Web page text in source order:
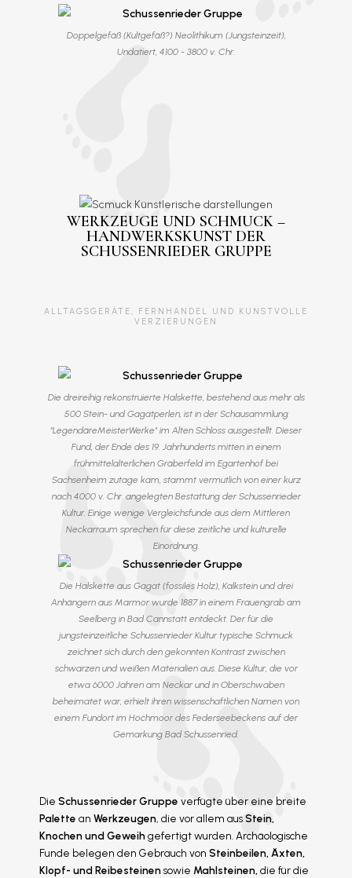
Doppelgefäß (Kultgefäß?) Neolithikum (Jungsteinzeit),
Undatiert, 4100 - 3800 v. Chr.
WERKZEUGE UND SCHMUCK –
HANDWERKSKUNST DER
SCHUSSENRIEDER GRUPPE
ALLTAGSGERÄTE, FERNHANDEL UND KUNSTVOLLE
VERZIERUNGEN
Die dreireihig rekonstruierte Halskette, bestehend aus mehr als
500 Stein- und Gagatperlen, ist in der Schausammlung
"LegendäreMeisterWerke" im Alten Schloss ausgestellt. Dieser
Fund, der Ende des 19. Jahrhunderts mitten in einem
frühmittelalterlichen Gräberfeld im Egartenhof bei
Sachsenheim zutage kam, stammt vermutlich von einer kurz
nach 4000 v. Chr. angelegten Bestattung der Schussenrieder
Kultur. Einige wenige Vergleichsfunde aus dem Mittleren
Neckarraum sprechen für diese zeitliche und kulturelle
Einordnung.
Die Halskette aus Gagat (fossiles Holz), Kalkstein und drei
Anhängern aus Marmor wurde 1887 in einem Frauengrab am
Seelberg in Bad Cannstatt entdeckt. Der für die
jungsteinzeitliche Schussenrieder Kultur typische Schmuck
zeichnet sich durch den gekonnten Kontrast zwischen
schwarzen und weißen Materialien aus. Diese Kultur, die vor
etwa 6000 Jahren am Neckar und in Oberschwaben
beheimatet war, erhielt ihren wissenschaftlichen Namen von
einem Fundort im Hochmoor des Federseebeckens auf der
Gemarkung Bad Schussenried.
Die Schussenrieder Gruppe verfügte über eine breite
Palette an Werkzeugen, die vor allem ausStein,
Knochen und Geweihgefertigt wurden. Archäologische
Funde belegen den Gebrauch von Steinbeilen, Äxten,
Klopf- und Reibesteinensowie Mahlsteinen,die für die